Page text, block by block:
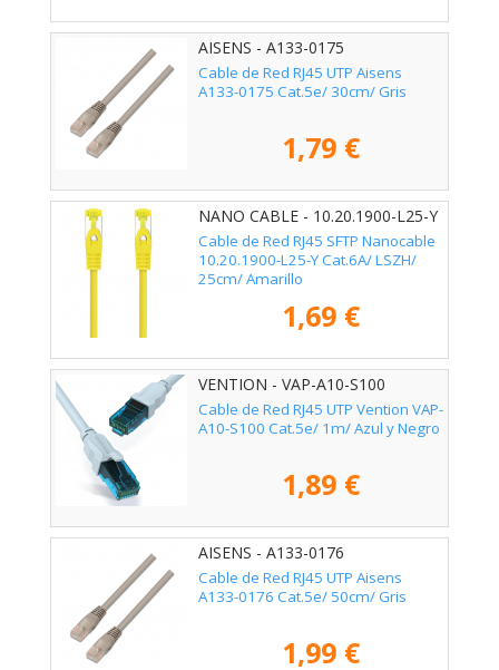
AISENS - A133-0175
Cable de Red RJ45 UTP Aisens
A133-0175 Cat.5e/ 30cm/ Gris
1,79 €
NANO CABLE - 10.20.1900-L25-Y
Cable de Red RJ45 SFTP Nanocable
10.20.1900-L25-Y Cat.6A/ LSZH/
25cm/ Amarillo
1,69 €
VENTION - VAP-A10-S100
Cable de Red RJ45 UTP Vention VAP-
A10-S100 Cat.5e/ 1m/ Azul y Negro
1,89 €
AISENS - A133-0176
Cable de Red RJ45 UTP Aisens
A133-0176 Cat.5e/ 50cm/ Gris
1,99 €